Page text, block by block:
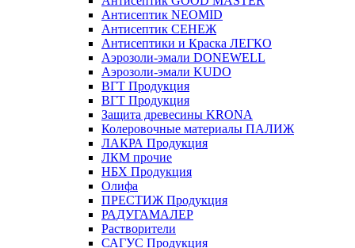
Антисептик NEOMID
Антисептик СЕНЕЖ
Антисептики и Краска ЛЕГКО
Аэрозоли-эмали DONEWELL
Аэрозоли-эмали KUDO
ВГТ Продукция
ВГТ Продукция
Защита древесины KRONA
Колеровочные материалы ПАЛИЖ
ЛАКРА Продукция
ЛКМ прочие
НБХ Продукция
Олифа
ПРЕСТИЖ Продукция
РАДУГАМАЛЕР
Растворители
САГУС Продукция